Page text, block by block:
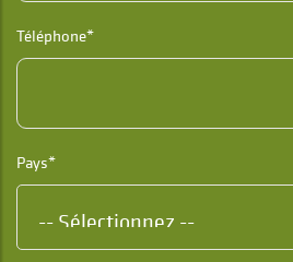
Téléphone*
Pays*